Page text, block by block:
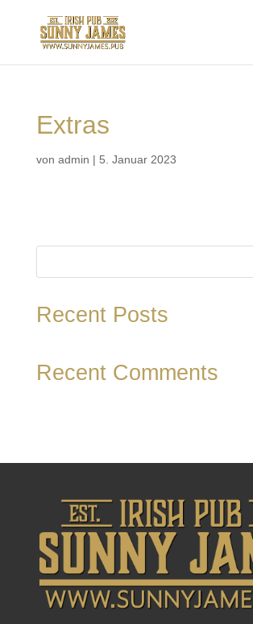
Extras
von admin | 5. Januar 2023
Recent Posts
Recent Comments